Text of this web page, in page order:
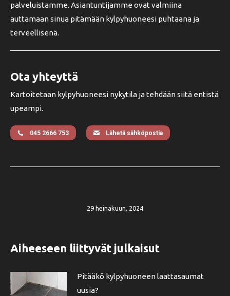
palveluistamme. Asiantuntijamme ovat valmiina
auttamaan sinua pitämään kylpyhuoneesi puhtaana ja
terveellisenä.
Ota yhteyttä
Kartoitetaan kylpyhuoneesi nykytila ja tehdään siitä entistä
upeampi.
045 2666 753 Lähetä sähköpostia
29 heinäkuun, 2024
Aiheeseen liittyvät julkaisut
Pitääkö kylpyhuoneen laattasaumat
uusia?